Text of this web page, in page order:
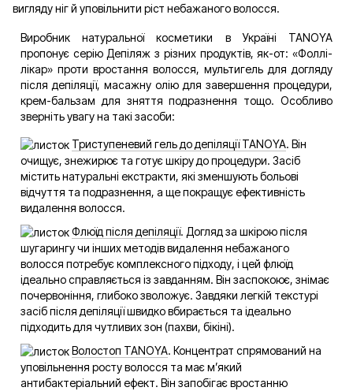
вигляду ніг й уповільнити ріст небажаного волосся.
Виробник натуральної косметики в Україні TANOYA
пропонує серію Депіляж з різних продуктів, як-от: «Фоллі-
лікар» проти вростання волосся, мультигель для догляду
після депіляції, масажну олію для завершення процедури,
крем-бальзам для зняття подразнення тощо. Особливо
зверніть увагу на такі засоби:
Триступеневий гель до депіляції TANOYA. Він
очищує, знежирює та готує шкіру до процедури. Засіб
містить натуральні екстракти, які зменшують больові
відчуття та подразнення, а ще покращує ефективність
видалення волосся.
Флюїд після депіляції. Догляд за шкірою після
шугарингу чи інших методів видалення небажаного
волосся потребує комплексного підходу, і цей флюїд
ідеально справляється із завданням. Він заспокоює, знімає
почервоніння, глибоко зволожує. Завдяки легкій текстурі
засіб після депіляції швидко вбирається та ідеально
підходить для чутливих зон (пахви, бікіні).
Волостоп TANOYA. Концентрат спрямований на
уповільнення росту волосся та має м’який
антибактеріальний ефект. Він запобігає вростанню